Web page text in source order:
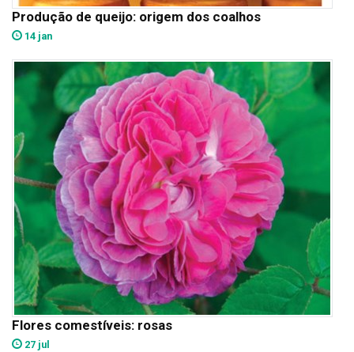
Produção de queijo: origem dos coalhos
14 jan
Flores comestíveis: rosas
27 jul